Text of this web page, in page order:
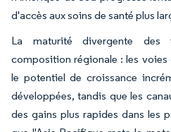
d'accès aux soins de santé plus
La maturité divergente des
composition régionale : les
le potentiel de croissance
développées, tandis que les
des gains plus rapides dans les